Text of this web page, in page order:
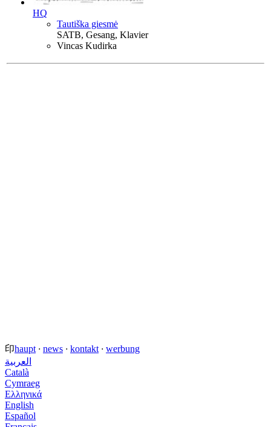
HQ
Tautiška giesmė
SATB, Gesang, Klavier
Vincas Kudirka
印haupt · news · kontakt · werbung
العربية
Català
Cymraeg
Ελληνικά
English
Español